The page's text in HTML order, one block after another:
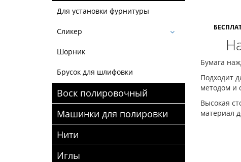
Для установки фурнитуры
Сликер
Шорник
Брусок для шлифовки
Воск полировочный
Машинки для полировки
Нити
Иглы
Бумага
Подходит
методом и
Высокая
материал